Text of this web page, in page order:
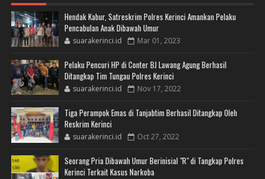
Hendak Kabur, Satreskrim Polres Kerinci Amankan Pelaku
Pencabulan Anak Dibawah Umur
suarakerinci.id Mar 01, 2023
Pelaku Pencuri HP di Conter BJ Lawang Agung Berhasil
Ditangkap Tim Tungau Polres Kerinci
suarakerinci.id Nov 17, 2022
Tiga Perampok Emas di Tanjabtim Berhasil Ditangkap Oleh
Reskrim Kerinci
suarakerinci.id Oct 27, 2022
Seorang Pria Dibawah Umur Berinisial "R" di Tangkap Polres
Kerinci Terkait Kasus Narkoba